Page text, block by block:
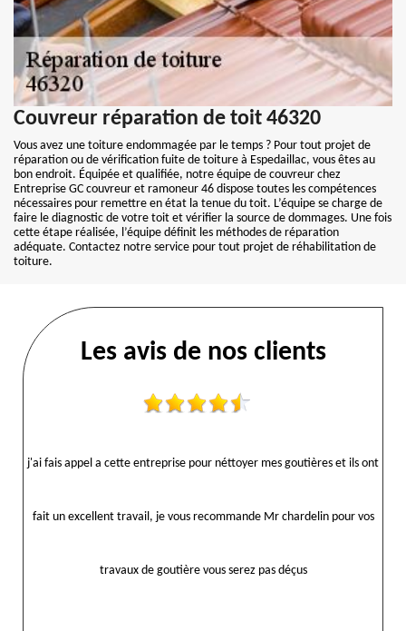
Couvreur réparation de toit 46320
Vous avez une toiture endommagée par le temps ? Pour tout projet de
réparation ou de vérification fuite de toiture à Espedaillac, vous êtes au
bon endroit. Équipée et qualifiée, notre équipe de couvreur chez
Entreprise GC couvreur et ramoneur 46 dispose toutes les compétences
nécessaires pour remettre en état la tenue du toit. L’équipe se charge de
faire le diagnostic de votre toit et vérifier la source de dommages. Une fois
cette étape réalisée, l’équipe définit les méthodes de réparation
adéquate. Contactez notre service pour tout projet de réhabilitation de
toiture.
Les avis de nos clients
j'ai fais appel a cette entreprise pour néttoyer mes goutières et ils ont
fait un excellent travail, je vous recommande Mr chardelin pour vos
travaux de goutière vous serez pas déçus